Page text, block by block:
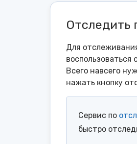
Отследить
Для
Всего навсего
нажать кнопку
Сервис по
быстро